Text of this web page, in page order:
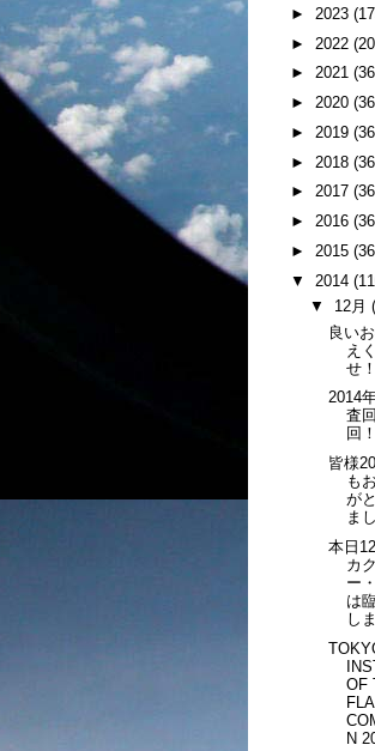
► 2023
► 2022
► 2021
► 2020
► 2019
► 2018
► 2017
► 2016
► 2015
▼ 2014
▼ 12月
良い
え
せ
2014
査
回
皆様
も
が
ま
本日
カ
ー
は
し
OF
N